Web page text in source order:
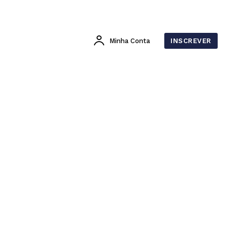
Minha Conta INSCREVER